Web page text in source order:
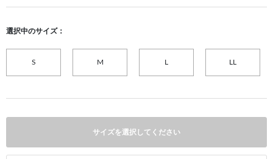
選択中のサイズ：
S M
サイズを選択してください